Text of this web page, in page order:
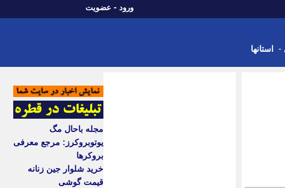
ورود - عضویت
- استانها
مجله باحال مگ
یوتوبروکرز: مرجع معرفی
بروکرها
خرید شلوار جین زنانه
قیمت گوشی